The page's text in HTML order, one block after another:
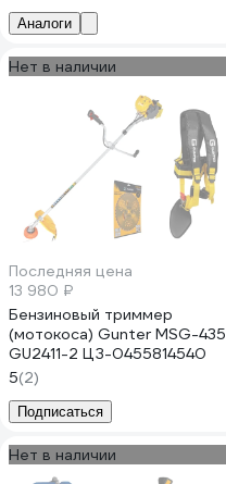
Аналоги
Нет в наличии
Последняя цена
13 980 ₽
Бензиновый триммер
(мотокоса) Gunter MSG-435
GU2411-2 ЦЗ-0455814540
5(2)
Подписаться
Нет в наличии